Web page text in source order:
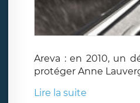
Areva : en 2010, un
protéger Anne
Lire la suite